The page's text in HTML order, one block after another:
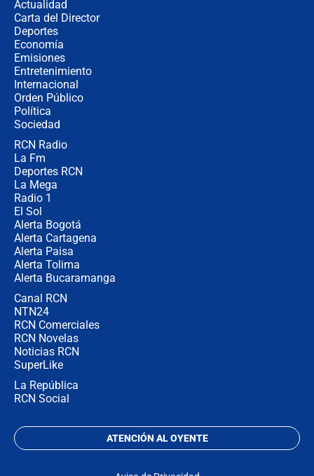
Actualidad
Carta del Director
Deportes
Economía
Emisiones
Entretenimiento
Internacional
Orden Público
Política
Sociedad
RCN Radio
La Fm
Deportes RCN
La Mega
Radio 1
El Sol
Alerta Bogotá
Alerta Cartagena
Alerta Paisa
Alerta Tolima
Alerta Bucaramanga
Canal RCN
NTN24
RCN Comerciales
RCN Novelas
Noticias RCN
SuperLike
La República
RCN Social
ATENCIÓN AL OYENTE